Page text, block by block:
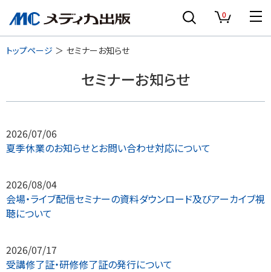
0
トップページ セミナーお知らせ
セミナーお知らせ
2026/07/06
夏季休業のお知らせとお問い合わせ対応について
2026/08/04
会場・ライブ配信セミナーの資料ダウンロード及びアーカイブ視
聴について
2026/07/17
受講修了証・研修修了証の発行について